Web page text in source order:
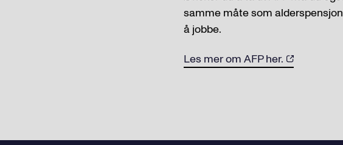
samme måte som
å jobbe.
Les mer om AFP her.